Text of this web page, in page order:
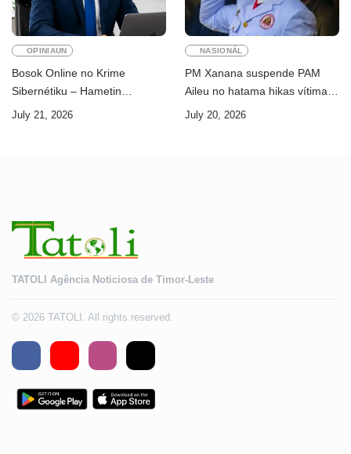
OPINIAUN
Bosok Online no Krime
Sibernétiku – Hametin
Seguransa Dijitál ba Futuru
July 21, 2026
NASIONÁL
PM Xanana suspende PAM
Aileu no hatama hikas vítima
AMA ba servisu
July 20, 2026
TATOLI Agência Noticiosa de Timor-Leste
© 2026 TATOLI. All rights reserved.